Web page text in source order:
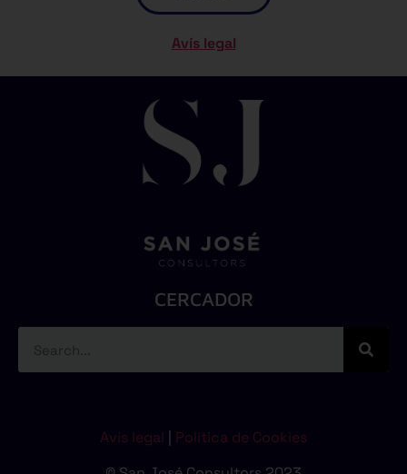
Avís legal
CERCADOR
Avís legal
Política de Cookies